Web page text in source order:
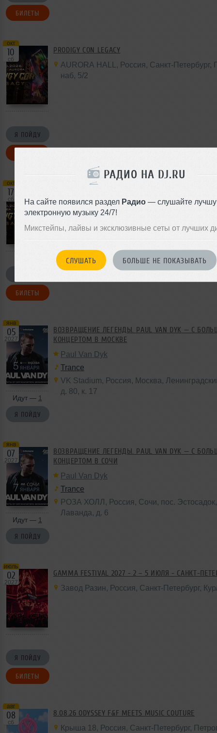
РАДИО НА DJ.RU
На сайте появился раздел Радио— слушайте
электронную музыку 24/7!
Микстейпы, лайвы и эксклюзивные сеты от лучших
СЛУШАТЬ БОЛЬШЕ НЕ ПОКАЗЫВАТЬ
БИЛЕТЫ
окт
10
сб
Я ПОЙДУ
PRODIGY CON LEGACY
AURORA HALL , Россия , Санкт-Петербург,
наб, 5/2
окт
17
сб
БИЛЕТЫ
BASE,Россия,Москва, Орджоникидзе,
янв
05
2027
Идут — 1
Я ПОЙДУ
ВОЗВРАЩЕНИЕ ЛЕГЕНДЫ. PAUL VAN DYK — С
КОНЦЕРТОМ В МОСКВЕ
Paul Van Dyk
Trance
VK Stadium, Россия , Москва,
д. 80, к. 17
янв
07
2027
Идут — 1
Я ПОЙДУ
ВОЗВРАЩЕНИЕ ЛЕГЕНДЫ. PAUL VAN DYK — С
КОНЦЕРТОМ В СОЧИ
Paul Van Dyk
Trance
РОЗА ХОЛЛ , Россия , Сочи, пос.
Лаванда, д. 6
июль
02
2027
Я ПОЙДУ
БИЛЕТЫ
GAMMA FESTIVAL 2027 - 2 – 5 ИЮЛЯ - САНКТ-
Завод Разин, Россия , Санкт-Петербург,
авг
08
сб
8.08.26 ODYSSEY F&F MEETS MUSIC COUTURE
Крыша 18, Россия , Санкт-Петербург,